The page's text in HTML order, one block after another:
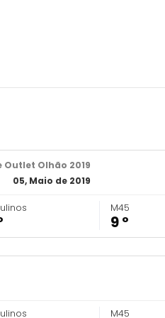
Olhão 2019
05, Maio de 2019
M45
9 º
M45